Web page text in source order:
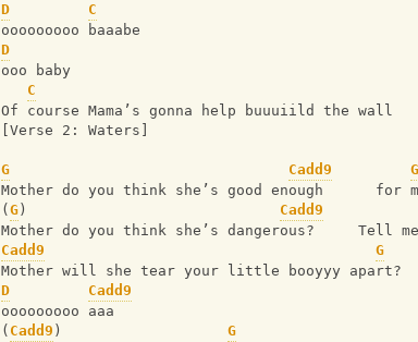
D
C
ooooooooo baaabe
D
ooo baby
C
Of course Mama’s gonna help buuuiild the wall
[Verse 2: Waters]
G Cadd9
G
Mother do you think she’s good enough      for
( G ) Cadd9
Mother do you think she’s dangerous?     Tell
Cadd9
G
Mother will she tear your little booyyy apart?
D
Cadd9
ooooooooo aaa
( Cadd9 ) G